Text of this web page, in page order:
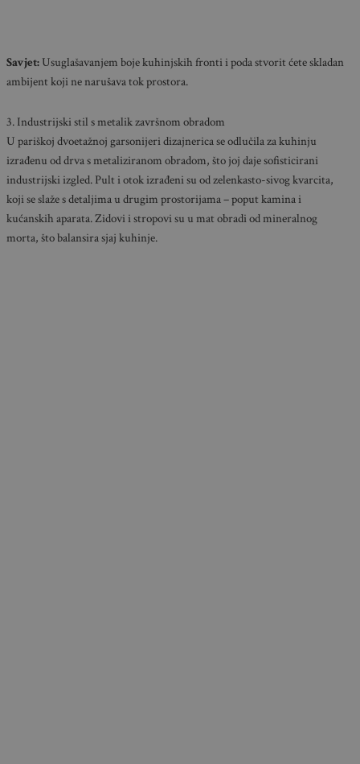
Savjet:Usuglašavanjem boje kuhinjskih fronti i poda stvorit ćete skladan
ambijent koji ne narušava tok prostora.
3. Industrijski stil s metalik završnom obradom
U pariškoj dvoetažnoj garsonijeri dizajnerica se odlučila za kuhinju
izrađenu od drva s metaliziranom obradom, što joj daje sofisticirani
industrijski izgled. Pult i otok izrađeni su od zelenkasto-sivog kvarcita,
koji se slaže s detaljima u drugim prostorijama – poput kamina i
kućanskih aparata. Zidovi i stropovi su u mat obradi od mineralnog
morta, što balansira sjaj kuhinje.